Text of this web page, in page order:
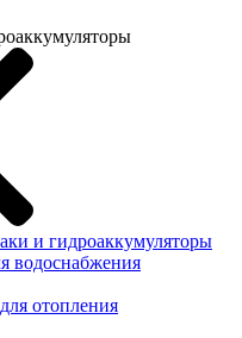
и гидроаккумуляторы
водоснабжения
отопления